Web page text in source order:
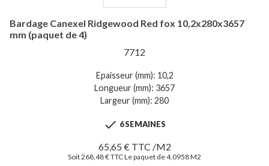
Bardage Canexel Ridgewood Red fox 10,2x280x3657
mm (paquet de 4)
7712
Epaisseur (mm): 10,2
Longueur (mm): 3657
Largeur (mm): 280
 6 SEMAINES
65,65 € TTC /M2
Soit 268,48 € TTC Le paquet de 4,0958 M2